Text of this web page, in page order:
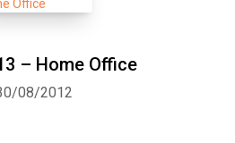
– Home Office
08/2012